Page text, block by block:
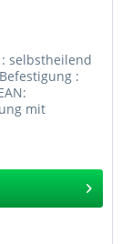
: selbstheilend
:
mit